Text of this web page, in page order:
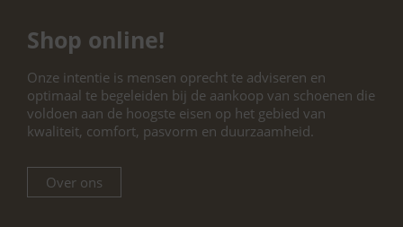
Shop online!
Onze intentie is mensen oprecht te adviseren en
optimaal te begeleiden bij de aankoop van schoenen die
voldoen aan de hoogste eisen op het gebied van
kwaliteit, comfort, pasvorm en duurzaamheid.
Over ons